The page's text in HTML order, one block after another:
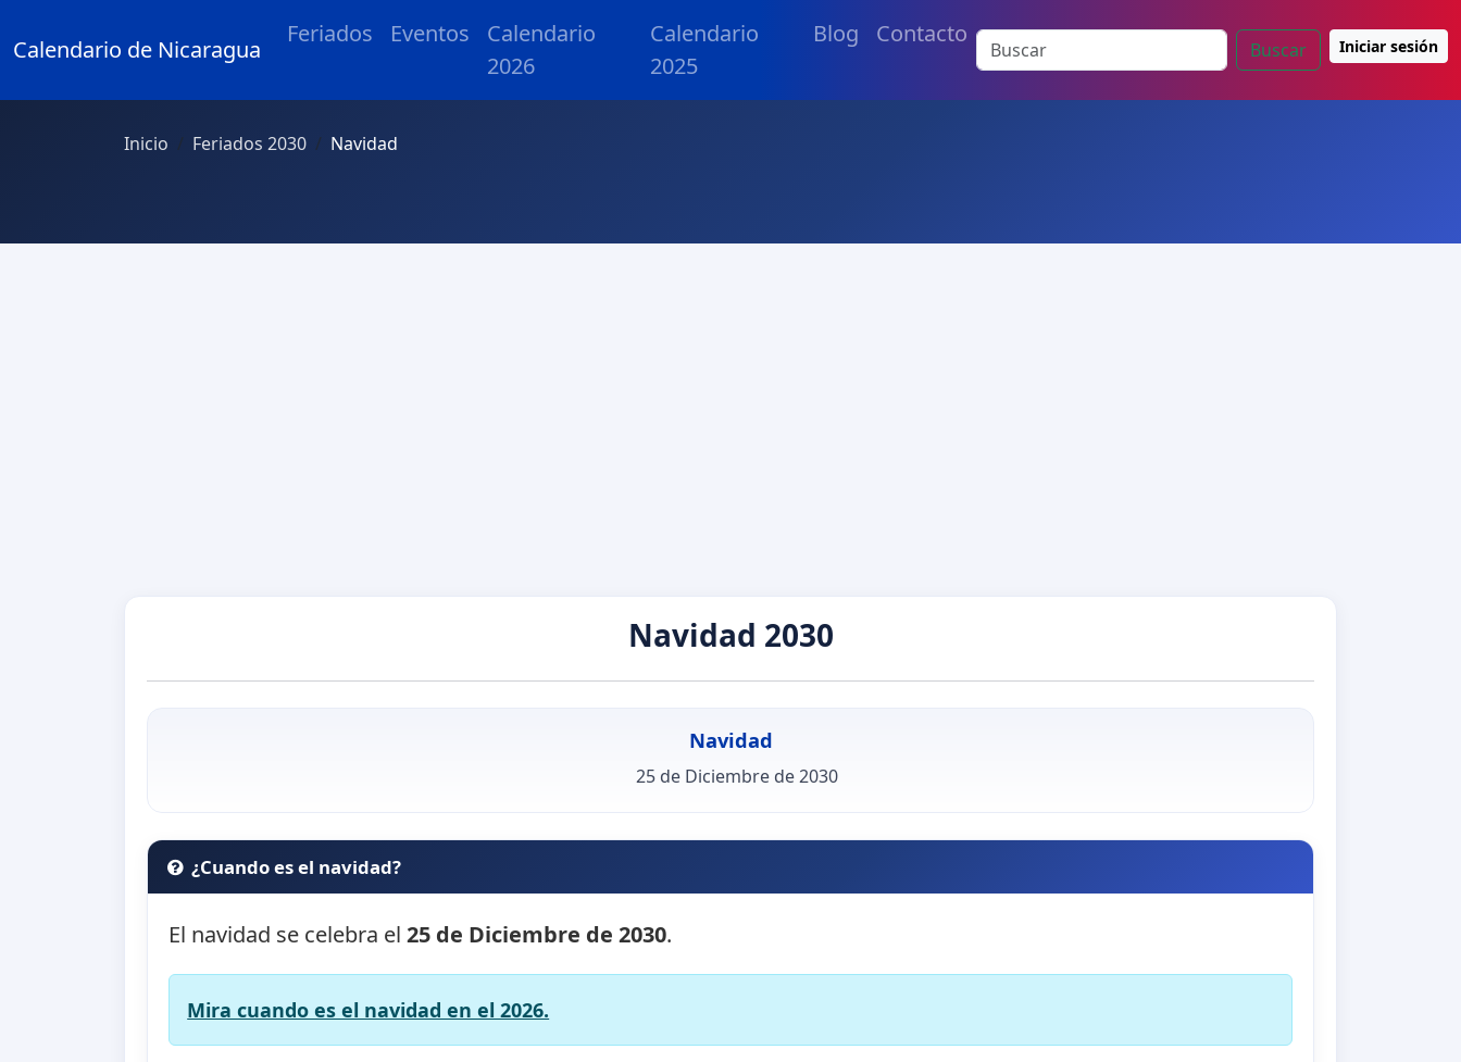
Calendario de Nicaragua
Feriados Eventos
Calendario
2026
Calendario
2025
Blog Contacto
Buscar Iniciar sesión
Inicio Feriados 2030 Navidad
Navidad 2030
Navidad
25 de Diciembre de 2030
¿Cuando es el navidad?
El navidad se celebra el25 de Diciembre de 2030.
Mira cuando es el navidad en el 2026.